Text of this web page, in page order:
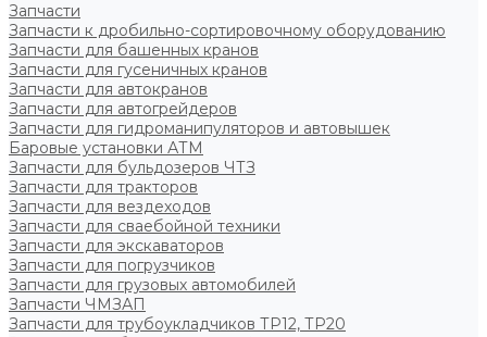
Запчасти
Запчасти к дробильно-сортировочному оборудованию
Запчасти для башенных кранов
Запчасти для гусеничных кранов
Запчасти для автокранов
Запчасти для автогрейдеров
Запчасти для гидроманипуляторов и автовышек
Баровые установки АТМ
Запчасти для бульдозеров ЧТЗ
Запчасти для тракторов
Запчасти для вездеходов
Запчасти для сваебойной техники
Запчасти для экскаваторов
Запчасти для погрузчиков
Запчасти для грузовых автомобилей
Запчасти ЧМЗАП
Запчасти для трубоукладчиков ТР12, ТР20